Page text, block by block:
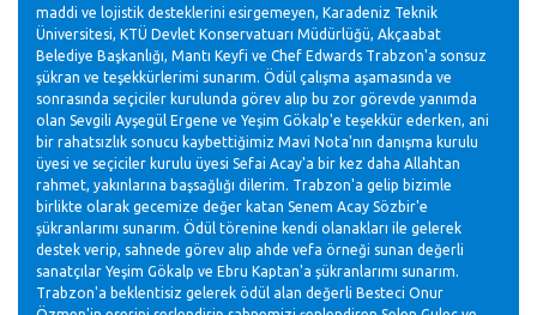
maddi ve lojistik desteklerini esirgemeyen, Karadeniz Teknik
Üniversitesi, KTÜ Devlet Konservatuarı Müdürlüğü, Akçaabat
Belediye Başkanlığı, Mantı Keyfi ve Chef Edwards Trabzon'a sonsuz
şükran ve teşekkürlerimi sunarım. Ödül çalışma aşamasında ve
sonrasında seçiciler kurulunda görev alıp bu zor görevde yanımda
olan Sevgili Ayşegül Ergene ve Yeşim Gökalp'e teşekkür ederken, ani
bir rahatsızlık sonucu kaybettiğimiz Mavi Nota'nın danışma kurulu
üyesi ve seçiciler kurulu üyesi Sefai Acay'a bir kez daha Allahtan
rahmet, yakınlarına başsağlığı dilerim. Trabzon'a gelip bizimle
birlikte olarak gecemize değer katan Senem Acay Sözbir'e
şükranlarımı sunarım. Ödül törenine kendi olanakları ile gelerek
destek verip, sahnede görev alıp ahde vefa örneği sunan değerli
sanatçılar Yeşim Gökalp ve Ebru Kaptan'a şükranlarımı sunarım.
Trabzon'a beklentisiz gelerek ödül alan değerli Besteci Onur